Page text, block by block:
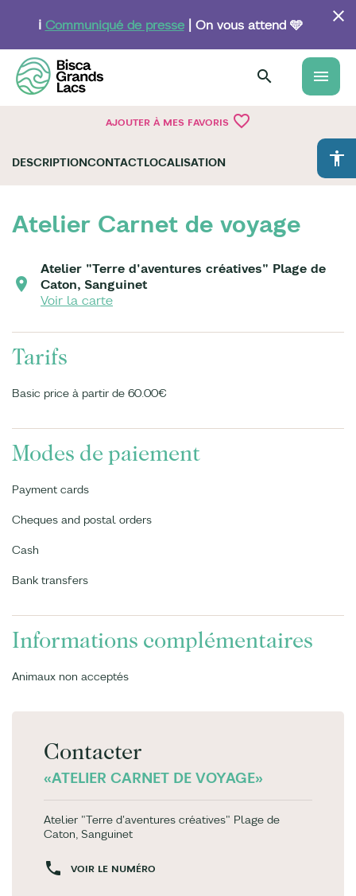
principal
ℹ️ Communiqué de presse| On vous attend 🩵
menu
AJOUTER À MES FAVORIS favorite_border
accessibility
DESCRIPTIONCONTACTLOCALISATION
Atelier Carnet de voyage
Atelier "Terre d'aventures créatives" Plage de
Caton, Sanguinet
Voir la carte
Tarifs
Basic price à partir de 60.00€
Modes de paiement
Payment cards
Cheques and postal orders
Cash
Bank transfers
Informations complémentaires
Animaux non acceptés
Contacter
«ATELIER CARNET DE VOYAGE»
Atelier "Terre d'aventures créatives" Plage de
Caton, Sanguinet
VOIR LE NUMÉRO